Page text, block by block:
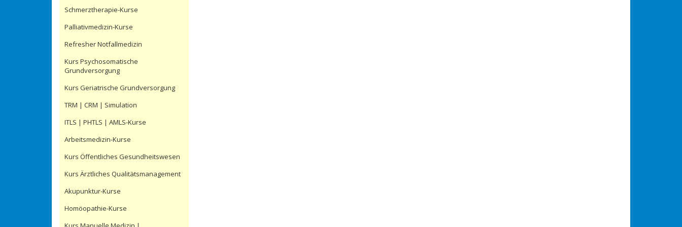
Schmerztherapie-Kurse
Palliativmedizin-Kurse
Refresher Notfallmedizin
Kurs Psychosomatische
Grundversorgung
Kurs Geriatrische Grundversorgung
TRM | CRM | Simulation
ITLS | PHTLS | AMLS-Kurse
Arbeitsmedizin-Kurse
Kurs Öffentliches Gesundheitswesen
Kurs Ärztliches Qualitätsmanagement
Akupunktur-Kurse
Homöopathie-Kurse